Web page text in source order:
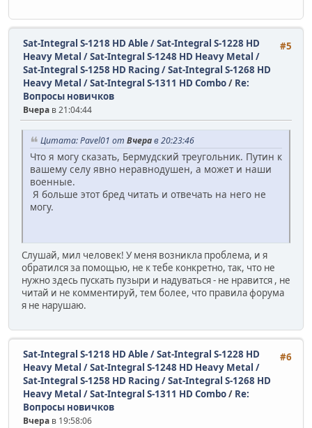
#5
Sat-Integral S-1218 HD Able / Sat-Integral S-1228 HD
Heavy Metal / Sat-Integral S-1248 HD Heavy Metal /
Sat-Integral S-1258 HD Racing / Sat-Integral S-1268 HD
Heavy Metal / Sat-Integral S-1311 HD Combo/ Re:
Вопросы новичков
Вчера в 21:04:44
Цитата: Pavel01 от Вчерав 20:23:46
Что я могу сказать, Бермудский треугольник. Путин к
вашему селу явно неравнодушен, а может и наши
военные.
Я больше этот бред читать и отвечать на него не
могу.
Слушай, мил человек! У меня возникла проблема, и я
обратился за помощью, не к тебе конкретно, так, что не
нужно здесь пускать пузыри и надуваться - не нравится , не
читай и не комментируй, тем более, что правила форума
я не нарушаю.
#6
Sat-Integral S-1218 HD Able / Sat-Integral S-1228 HD
Heavy Metal / Sat-Integral S-1248 HD Heavy Metal /
Sat-Integral S-1258 HD Racing / Sat-Integral S-1268 HD
Heavy Metal / Sat-Integral S-1311 HD Combo/ Re:
Вопросы новичков
Вчера в 19:58:06